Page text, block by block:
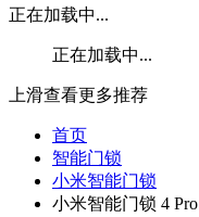
正在加载中...
正在加载中...
上滑查看更多推荐
首页
智能门锁
小米智能门锁
小米智能门锁 4 Pro